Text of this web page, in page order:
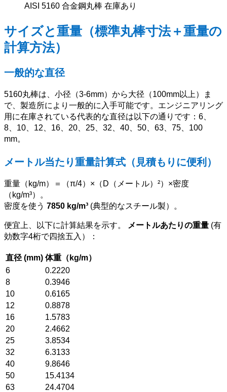
AISI 5160 合金鋼丸棒 在庫あり
サイズと重量（標準丸棒寸法＋重量の
計算方法）
一般的な直径
5160丸棒は、小径（3-6mm）から大径（100mm以上）ま
で、製造所により一般的に入手可能です。エンジニアリング
用に在庫されている代表的な直径は以下の通りです：6、
8、10、12、16、20、25、32、40、50、63、75、100
mm。
メートル当たり重量計算式（見積もりに便利）
重量（kg/m）＝（π/4）×（D（メートル）²）×密度
（kg/m³）。
密度を使う 7850 kg/m³ (典型的なスチール製）。
便宜上、以下に計算結果を示す。 メートルあたりの重量 (有
効数字4桁で四捨五入）：
直径 (mm) 体重（kg/m）
6
0.2220
8
0.3946
10
0.6165
12
0.8878
16
1.5783
20
2.4662
25
3.8534
32
6.3133
40
9.8646
50
15.4134
63
24.4704